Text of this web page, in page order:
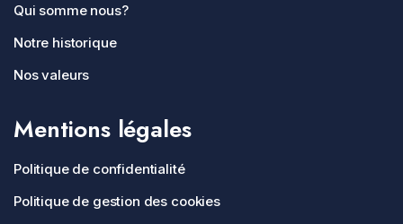
Qui somme nous?
Notre historique
Nos valeurs
Mentions légales
Politique de confidentialité
Politique de gestion des cookies